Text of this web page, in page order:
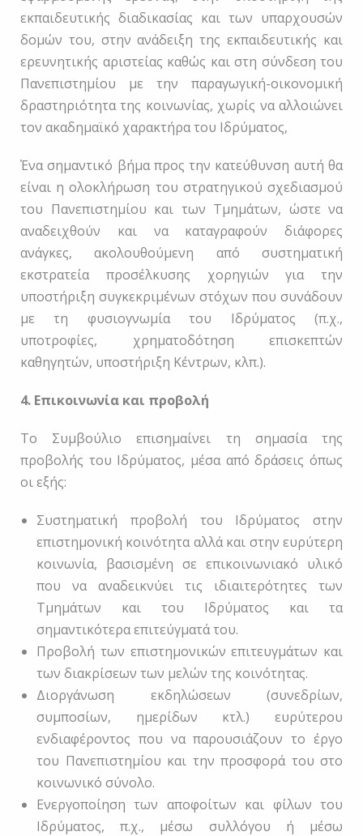
εκπαιδευτικής διαδικασίας και των υπαρχουσών
δομών του, στην ανάδειξη της εκπαιδευτικής και
ερευνητικής αριστείας καθώς και στη σύνδεση του
Πανεπιστημίου με την παραγωγική-οικονομική
δραστηριότητα της κοινωνίας, χωρίς να αλλοιώνει
τον ακαδημαϊκό χαρακτήρα του Ιδρύματος,
Ένα σημαντικό βήμα προς την κατεύθυνση αυτή θα
είναι η ολοκλήρωση του στρατηγικού σχεδιασμού
του Πανεπιστημίου και των Τμημάτων, ώστε να
αναδειχθούν και να καταγραφούν διάφορες
ανάγκες, ακολουθούμενη από συστηματική
εκστρατεία προσέλκυσης χορηγιών για την
υποστήριξη συγκεκριμένων στόχων που συνάδουν
με τη φυσιογνωμία του Ιδρύματος (π.χ.,
υποτροφίες, χρηματοδότηση επισκεπτών
καθηγητών, υποστήριξη Κέντρων, κλπ.).
4. Επικοινωνία και προβολή
Το Συμβούλιο επισημαίνει τη σημασία της
προβολής του Ιδρύματος, μέσα από δράσεις όπως
οι εξής:
Συστηματική προβολή του Ιδρύματος στην
επιστημονική κοινότητα αλλά και στην ευρύτερη
κοινωνία, βασισμένη σε επικοινωνιακό υλικό
που να αναδεικνύει τις ιδιαιτερότητες των
Τμημάτων και του Ιδρύματος και τα
σημαντικότερα επιτεύγματά του.
Προβολή των επιστημονικών επιτευγμάτων και
των διακρίσεων των μελών της κοινότητας.
Διοργάνωση εκδηλώσεων (συνεδρίων,
συμποσίων, ημερίδων κτλ.) ευρύτερου
ενδιαφέροντος που να παρουσιάζουν το έργο
του Πανεπιστημίου και την προσφορά του στο
κοινωνικό σύνολο.
Ενεργοποίηση των αποφοίτων και φίλων του
Ιδρύματος, π.χ., μέσω συλλόγου ή μέσω